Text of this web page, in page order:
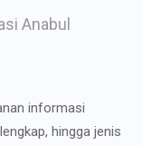
Anabul
informasi
hingga jenis